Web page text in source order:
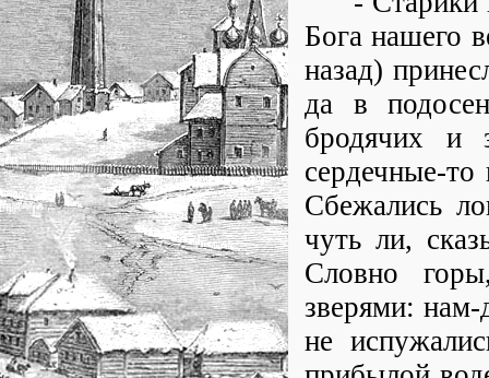
Бога нашего
назад)
да в
бродячих и
сердечные-
Сбежались
чуть ли,
Словно
зверями:
не